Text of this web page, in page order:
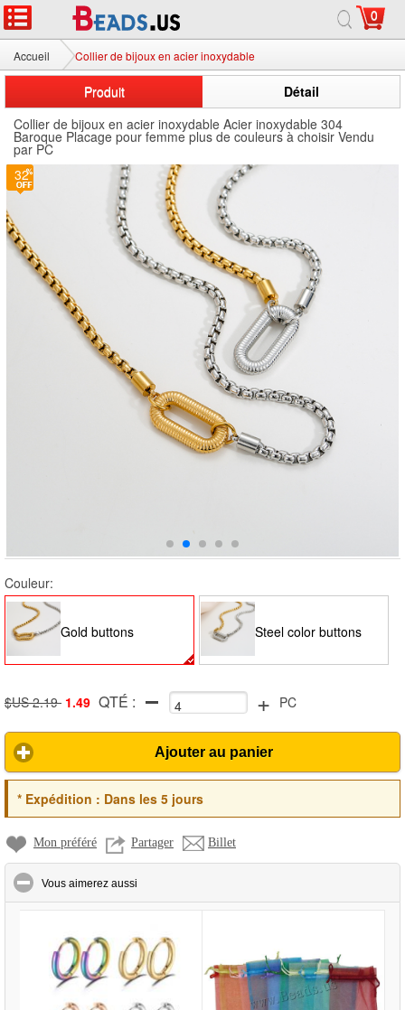
0
Accueil Collier de bijoux en acier inoxydable
Produit
Détail
Collier de bijoux en acier inoxydable Acier inoxydable 304
Baroque Placage pour femme plus de couleurs à choisir Vendu
par PC
Couleur:
Gold buttons Steel color buttons
$US 2.19 1.49 QTÉ : + PC
Ajouter au panier
*Expédition : Dans les 5 jours
Mon préféré Partager Billet
Vous aimerez aussi